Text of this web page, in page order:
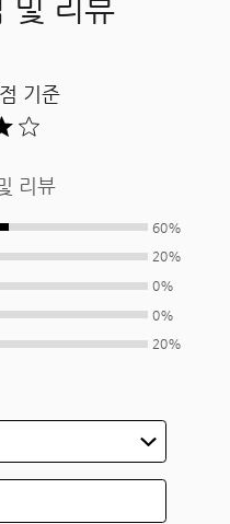
및 리뷰
기준
리뷰
60%
20%
0%
0%
20%